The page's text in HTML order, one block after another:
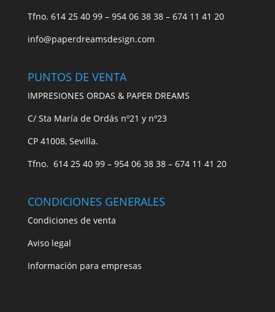
Tfno. 614 25 40 99 – 954 06 38 38 – 674 11 41 20
info@paperdreamsdesign.com
PUNTOS DE VENTA
IMPRESIONES ORDAS & PAPER DREAMS
C/ Sta María de Ordás nº21 y nº23
CP 41008, Sevilla.
Tfno. 614 25 40 99 – 954 06 38 38 – 674 11 41 20
CONDICIONES GENERALES
Condiciones de venta
Aviso legal
Información para empresas